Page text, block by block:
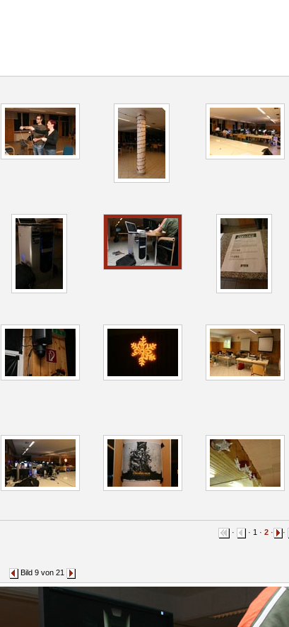
· · 1 · 2· ·
Bild 9 von 21